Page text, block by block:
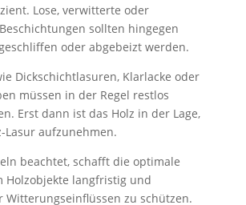
Lose, verwitterte oder
sollten hingegen
oder abgebeizt werden.
Dickschichtlasuren, Klarlacke oder
müssen in der Regel restlos
Erst dann ist das Holz in der Lage,
Lasur aufzunehmen.
beachtet, schafft die optimale
Holzobjekte langfristig und
Witterungseinflüssen zu schützen.